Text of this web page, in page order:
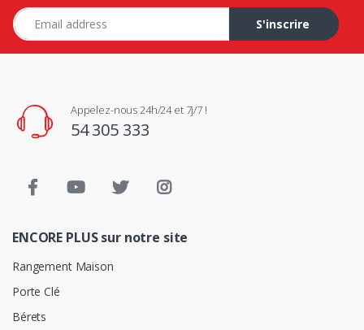
Adresse e-mail
S'inscrire
Appelez-nous 24h/24 et 7j/7 !
54 305 333
ENCORE PLUS sur notre site
Rangement Maison
Porte Clé
Bérets